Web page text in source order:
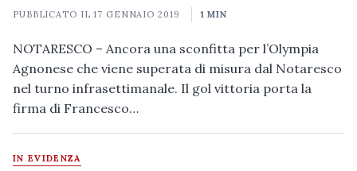
PUBBLICATO IL17 GENNAIO 2019 1 MIN
NOTARESCO – Ancora una sconfitta per l’Olympia
Agnonese che viene superata di misura dal Notaresco
nel turno infrasettimanale. Il gol vittoria porta la
firma di Francesco…
IN EVIDENZA